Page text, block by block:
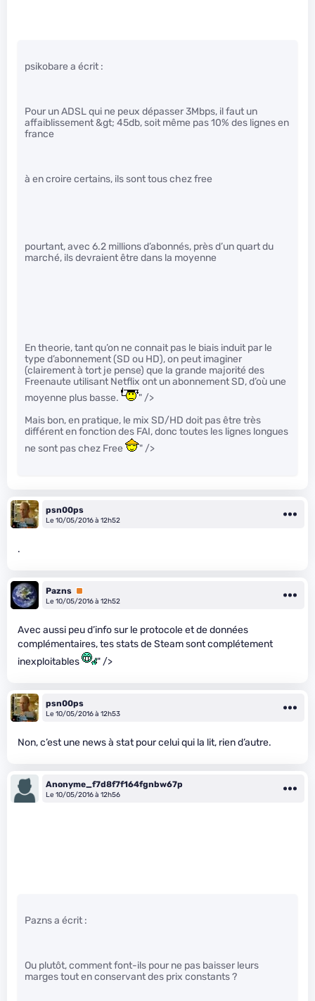
psikobare a écrit :
Pour un ADSL qui ne peux dépasser 3Mbps, il faut un
affaiblissement &gt; 45db, soit même pas 10% des lignes en
france
à en croire certains, ils sont tous chez free
pourtant, avec 6.2 millions d’abonnés, près d’un quart du
marché, ils devraient être dans la moyenne
En theorie, tant qu’on ne connait pas le biais induit par le
type d’abonnement (SD ou HD), on peut imaginer
(clairement à tort je pense) que la grande majorité des
Freenaute utilisant Netflix ont un abonnement SD, d’où une
moyenne plus basse.
" />
Mais bon, en pratique, le mix SD/HD doit pas être très
différent en fonction des FAI, donc toutes les lignes longues
ne sont pas chez Free
" />
psn00ps
Le 10/05/2016 à 12h52
.
Pazns Premium
Le 10/05/2016 à 12h52
Avec aussi peu d’info sur le protocole et de données
complémentaires, tes stats de Steam sont complétement
inexploitables
" />
psn00ps
Le 10/05/2016 à 12h53
Non, c’est une news à stat pour celui qui la lit, rien d’autre.
Anonyme_f7d8f7f164fgnbw67p
Le 10/05/2016 à 12h56
Pazns a écrit :
Ou plutôt, comment font-ils pour ne pas baisser leurs
marges tout en conservant des prix constants ?